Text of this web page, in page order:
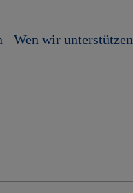
Wen wir unterstützen